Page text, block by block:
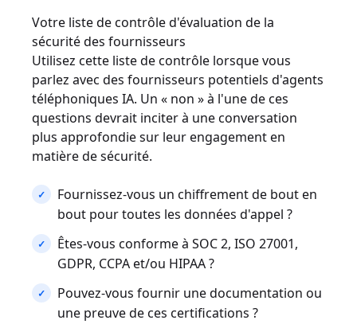
Votre liste de contrôle d'évaluation de la
sécurité des fournisseurs
Utilisez cette liste de contrôle lorsque vous
parlez avec des fournisseurs potentiels d'agents
téléphoniques IA. Un « non » à l'une de ces
questions devrait inciter à une conversation
plus approfondie sur leur engagement en
matière de sécurité.
Fournissez-vous un chiffrement de bout en
bout pour toutes les données d'appel ?
Êtes-vous conforme à SOC 2, ISO 27001,
GDPR, CCPA et/ou HIPAA ?
Pouvez-vous fournir une documentation ou
une preuve de ces certifications ?